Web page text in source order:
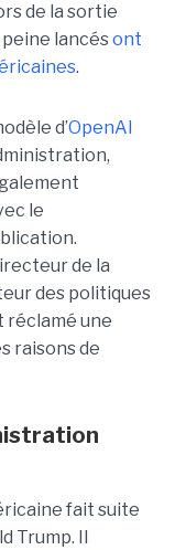
de la sortie
peine lancésont
.
d’OpenAI
le
de la
des politiques
une
raisons de
fait suite
Trump. Il